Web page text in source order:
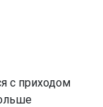
с приходом